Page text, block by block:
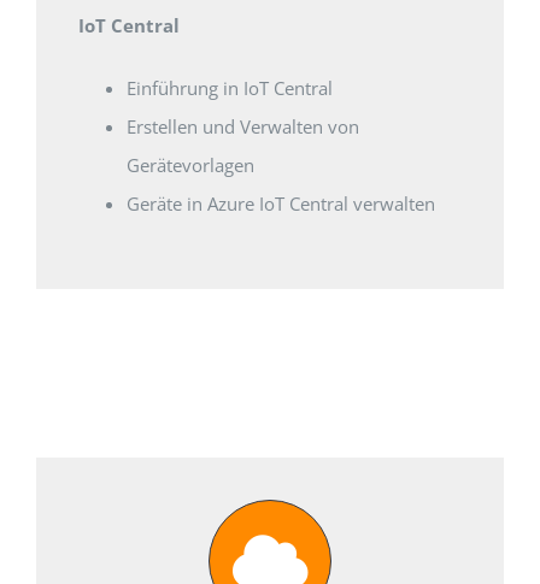
IoT Central
Einführung in IoT Central
Erstellen und Verwalten von
Gerätevorlagen
Geräte in Azure IoT Central verwalten